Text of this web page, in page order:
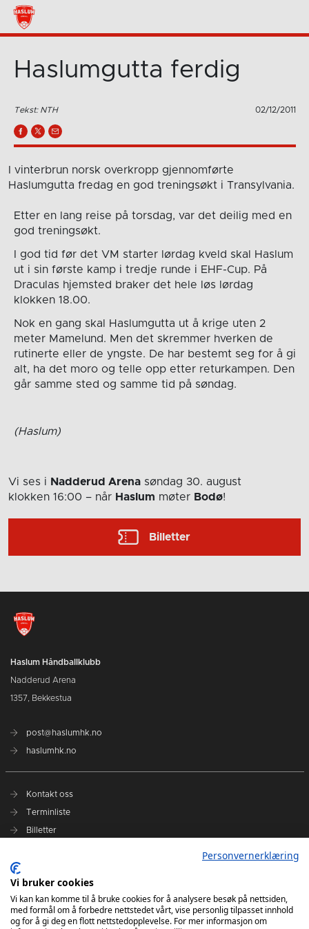
Haslumgutta ferdig
Tekst: NTH 02/12/2011
I vinterbrun norsk overkropp gjennomførte
Haslumgutta fredag en god treningsøkt i Transylvania.
Etter en lang reise på torsdag, var det deilig med en
god treningsøkt .
I god tid før det VM starter lørdag kveld skal Haslum
ut i sin første kamp i tredje runde i EHF-Cup. På
Draculas hjemsted braker det hele løs lørdag
klokken 18.00.
Nok en gang skal Haslumgutta ut å krige uten 2
meter Mamelund. Men det skremmer hverken de
rutinerte eller de yngste. De har bestemt seg for å gi
alt, ha det moro og telle opp etter returkampen. Den
går samme sted og samme tid på søndag.
(Haslum)
Vi ses i Nadderud Arena søndag 30. august
klokken 16:00 – når Haslum møter Bodø!
Billetter
Haslum Håndballklubb
Nadderud Arena
1357, Bekkestua
post@haslumhk.no
haslumhk.no
Kontakt oss
Terminliste
Billetter
Nyhetsarkiv
Personvernerklæring
Ansvarlig redaktør: Tore Solberg
Personvernerklæring
Vi bruker cookies
Vi kan kan komme til å bruke cookies for å analysere besøk på nettsiden,
med formål om å forbedre nettstedet vårt, vise personlig tilpasset innhold
og for å gi deg en flott nettstedopplevelse. For mer informasjon om